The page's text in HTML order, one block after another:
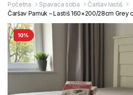
Početna Spavaća soba
Čaršav lastiš
Čaršav Pamuk – Lastiš 160×200/28cm Grey
10%